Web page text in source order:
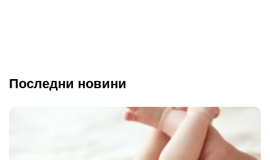
Последни новини